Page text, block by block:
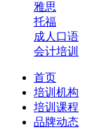
雅思
托福
成人口语
会计培训
首页
培训机构
培训课程
品牌动态